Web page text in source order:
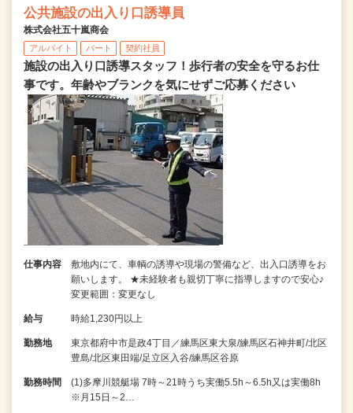
公共施設の出入り口誘導員
株式会社五十嵐商会
アルバイト パート 契約社員
施設の出入り口誘導スタッフ！歩行者の安全を守るお仕
事です。年齢やブランクを気にせずご応募ください
仕事内容
敷地内にて、車輌の誘導や現場の警備など、出入口誘導をお
願いします。 ★未経験者も親切丁寧に指導しますので安心♪
変更範囲：変更なし
給与 時給1,230円以上
勤務地
東京都府中市是政4丁目／練馬区東大泉/練馬区石神井町/北区
豊島/北区東田端/足立区入谷/練馬区谷原
勤務時間
(1)多摩川競艇場 7時～21時うち実働5.5h～6.5h又は実働8h
※月15日～2…